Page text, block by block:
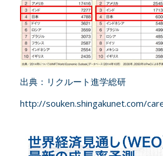
出典：リクルート進学総研
http://souken.shingakunet.com/